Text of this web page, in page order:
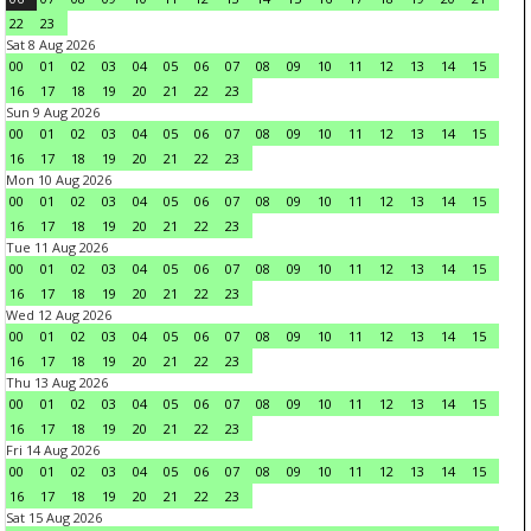
22
23
Sat 8 Aug 2026
00
01 02 03 04 05 06 07 08 09 10 11 12 13 14
15
16
17 18 19 20 21 22
23
Sun 9 Aug 2026
00
01 02 03 04 05 06 07 08 09 10 11 12 13 14
15
16
17 18 19 20 21 22
23
Mon 10 Aug 2026
00
01 02 03 04 05 06 07 08 09 10 11 12 13 14
15
16
17 18 19 20 21 22
23
Tue 11 Aug 2026
00
01 02 03 04 05 06 07 08 09 10 11 12 13 14
15
16
17 18 19 20 21 22
23
Wed 12 Aug 2026
00
01 02 03 04 05 06 07 08 09 10 11 12 13 14
15
16
17 18 19 20 21 22
23
Thu 13 Aug 2026
00
01 02 03 04 05 06 07 08 09 10 11 12 13 14
15
16
17 18 19 20 21 22
23
Fri 14 Aug 2026
00
01 02 03 04 05 06 07 08 09 10 11 12 13 14
15
16
17 18 19 20 21 22
23
Sat 15 Aug 2026